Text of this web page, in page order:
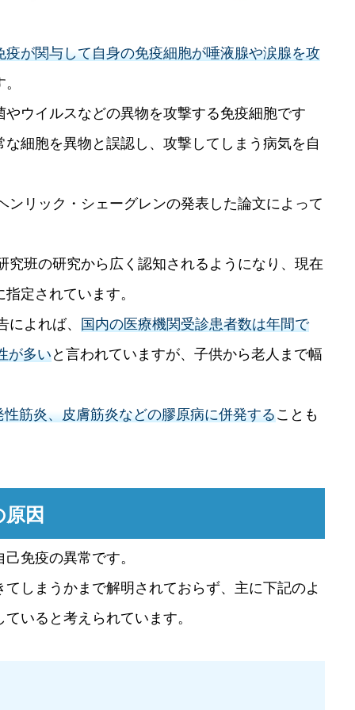
が関与して自身の免疫細胞が唾液腺や涙腺を攻
ウイルスなどの異物を攻撃する免疫細胞です
細胞を異物と誤認し、攻撃してしまう病気を自
ンリック・シェーグレンの発表した論文によって
究班の研究から広く認知されるようになり、現在
定されています。
によれば、国内の医療機関受診患者数は年間で
が多いと言われていますが、子供から老人まで幅
筋炎、皮膚筋炎などの膠原病に併発することも
因
免疫の異常です。
しまうかまで解明されておらず、主に下記のよ
いると考えられています。